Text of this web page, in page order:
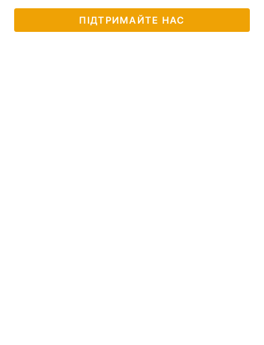
ПІДТРИМАЙТЕ НАС